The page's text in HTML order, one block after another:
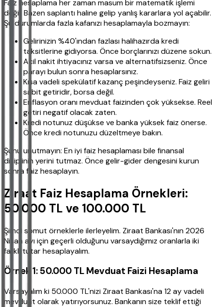
Faiz hesaplama her zaman masum bir matematik işlemi
değil. Bazen saplantı haline gelip yanlış kararlara yol açabilir.
Şu durumlarda fazla kafanızı hesaplamayla bozmayın:
Gelirinizin %40'ından fazlası halihazırda kredi
taksitlerine gidiyorsa. Önce borçlarınızı düzene sokun.
Acil nakit ihtiyacınız varsa ve alternatifsizseniz. Önce
parayı bulun sonra hesaplarsınız.
Kısa vadeli spekülatif kazanç peşindeyseniz. Faiz geliri
sabit getiridir, borsa değil.
Enflasyon oranı mevduat faizinden çok yüksekse. Reel
getiri negatif olacak zaten.
Kredi notunuz düşükse ve banka yüksek faiz önerse.
Önce kredi notunuzu düzeltmeye bakın.
Şunu unutmayın: En iyi faiz hesaplaması bile finansal
disiplinin yerini tutmaz. Önce gelir-gider dengesini kurun
sonra faiz hesaplayın.
Ziraat Faiz Hesaplama Örnekleri:
50.000 TL ve 100.000 TL
Şimdi somut örneklerle ilerleyelim. Ziraat Bankası'nın 2026
Nisan ayı için geçerli olduğunu varsaydığımız oranlarla iki
farklı tutar hesaplayalım.
Örnek 1: 50.000 TL Mevduat Faizi Hesaplama
Varsayalım ki 50.000 TL'nizi Ziraat Bankası'na 12 ay vadeli
mevduat olarak yatırıyorsunuz. Bankanın size teklif ettiği